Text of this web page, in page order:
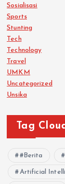
Sosialisasi
Sports
Stunting
Tech
Technology
Travel
UMKM
Uncategorized
Unsika
Tag
#Berita
Artificial